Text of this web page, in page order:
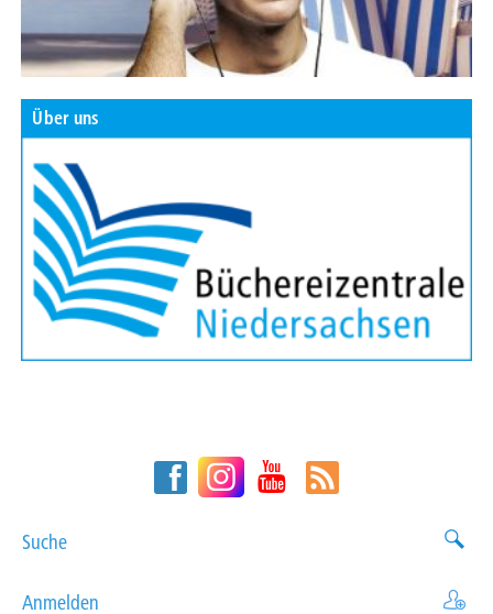
Über uns
Suche
Anmelden